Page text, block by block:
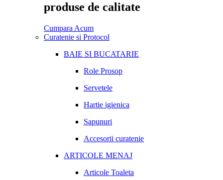
produse de calitate
Cumpara Acum
Curatenie si Protocol
BAIE SI BUCATARIE
Role Prosop
Servetele
Hartie igienica
Sapunuri
Accesorii curatenie
ARTICOLE MENAJ
Articole Toaleta